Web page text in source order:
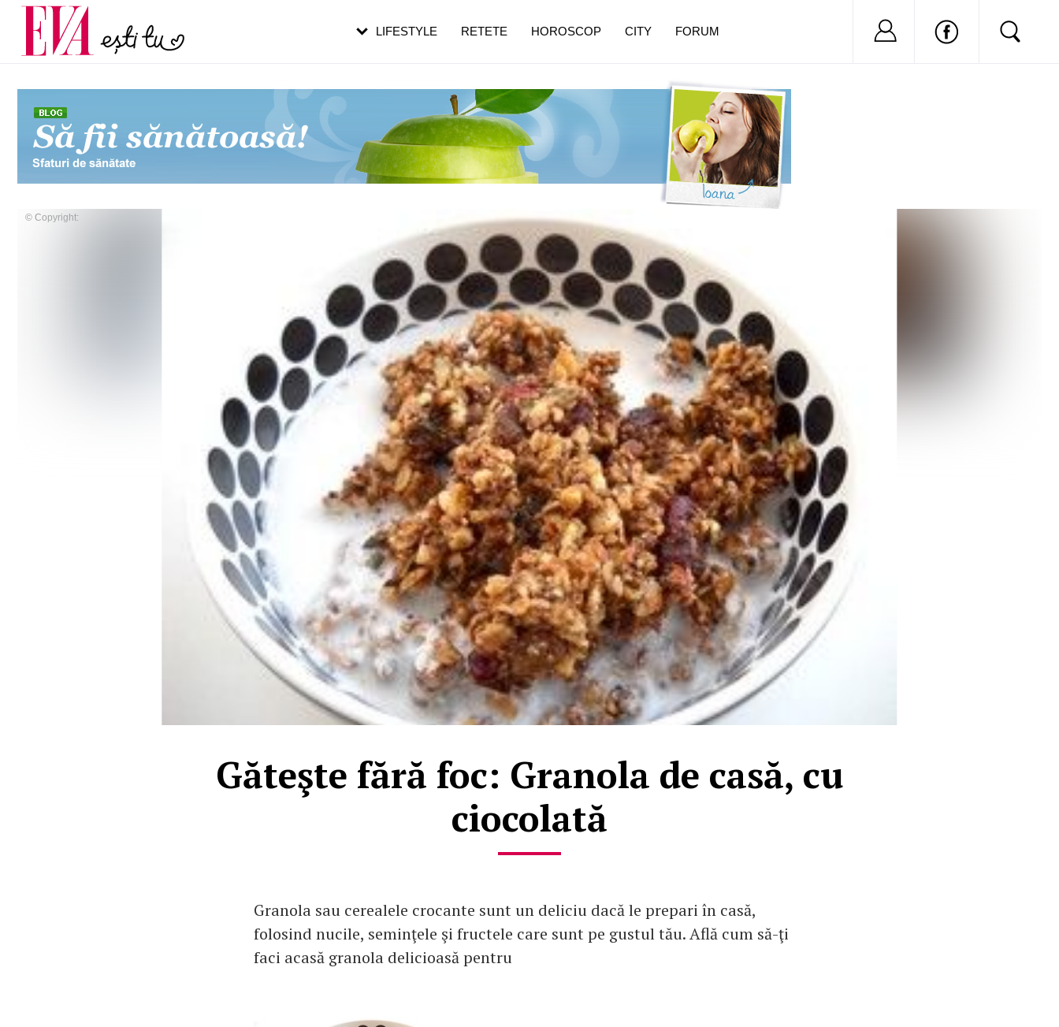
© Copyright:
Găteşte fără foc: Granola de casă, cu
ciocolată
Granola sau cerealele crocante sunt un deliciu dacă le prepari în casă,
folosind nucile, seminţele şi fructele care sunt pe gustul tău. Află cum să-ţi
faci acasă granola delicioasă pentru
LIFESTYLE RETETE HOROSCOP CITY FORUM Nu ai cont?
Carieră
Actualitate
pe măsură ce înaintezi în vârstă